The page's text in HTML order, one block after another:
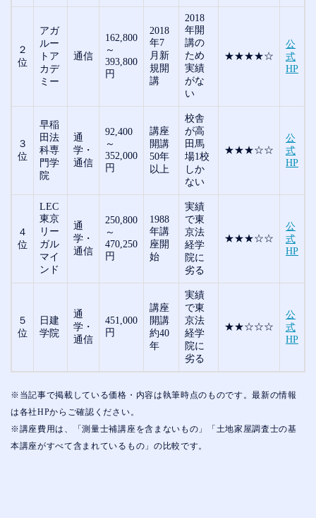
２
位
アガ
ルー
トア
カデ
ミー
通信
162,800
～
393,800
円
2018
年7
月新
規開
講
2018
年開
講の
ため
実績
がな
い
★★★★☆
公
式
HP
３
位
早稲
田法
科専
門学
院
通
学・
通信
92,400
～
352,000
円
講座
開講
50年
以上
校舎
が高
田馬
場1校
しか
ない
★★★☆☆
公
式
HP
４
位
LEC
東京
リー
ガル
マイ
ンド
通
学・
通信
250,800
～
470,250
円
1988
年講
座開
始
実績
で東
京法
経学
院に
劣る
★★★☆☆
公
式
HP
５
位
日建
学院
通
学・
通信
451,000
円
講座
開講
約40
年
実績
で東
京法
経学
院に
劣る
★★☆☆☆
公
式
HP
※当記事で掲載している価格・内容は執筆時点のものです。最新の情報
は各社HPからご確認ください。
※講座費用は、「測量士補講座を含まないもの」「土地家屋調査士の基
本講座がすべて含まれているもの」の比較です。